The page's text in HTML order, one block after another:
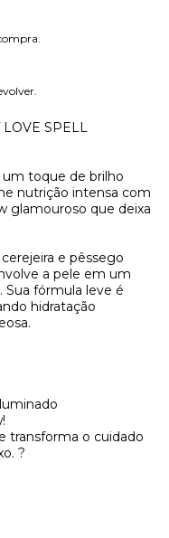
LOVE SPELL
toque de brilho
nutrição intensa com
glamouroso que deixa
e pêssego
a pele em um
Sua fórmula leve é
hidratação
transforma o cuidado
?